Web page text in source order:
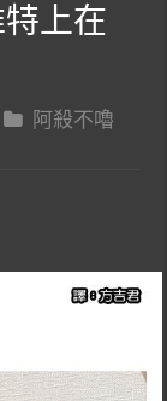
上在
阿殺不嚕